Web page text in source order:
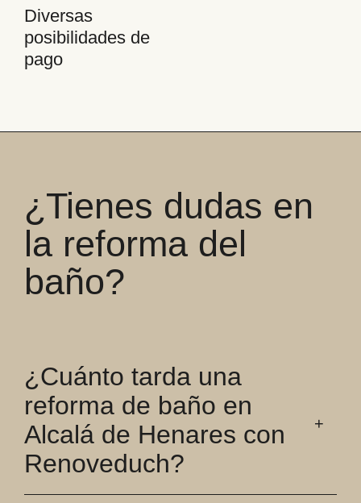
Diversas
posibilidades de
pago
¿Tienes dudas en
la reforma del
baño?
¿Cuánto tarda una
reforma de baño en
Alcalá de Henares con
Renoveduch?